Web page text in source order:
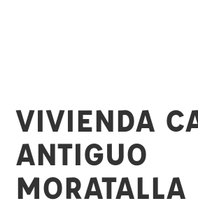
VIVIENDA
ANTIGUO
MORATALLA